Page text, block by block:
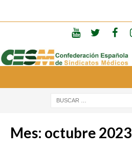
Mes: octubre 2023